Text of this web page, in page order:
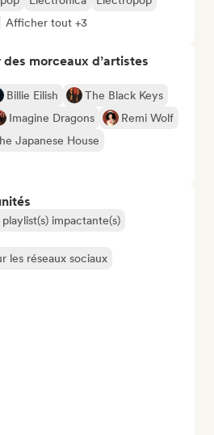
Afficher tout +3
morceaux d’artistes
Billie Eilish
The Black Keys
Imagine Dragons
Remi Wolf
Japanese House
impactante(s)
les réseaux sociaux